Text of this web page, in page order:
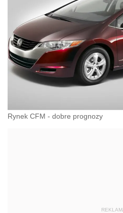
Rynek CFM - dobre prognozy